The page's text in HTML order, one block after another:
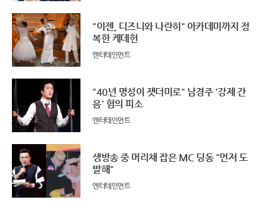
"이젠, 디즈니와 나란히" 아카데미까지 정
복한 케데헌
엔터테인먼트
"40년 명성이 잿더미로" 남경주 '강제 간
음' 혐의 피소
엔터테인먼트
생방송 중 머리채 잡은 MC 딩동 "먼저 도
발해"
엔터테인먼트